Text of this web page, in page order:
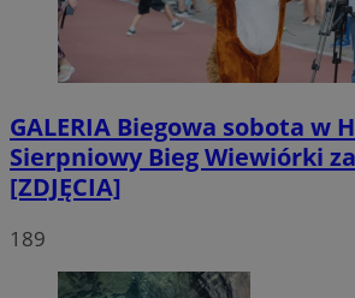
GALERIA Biegowa sobota w
Sierpniowy Bieg Wiewiórki
[ZDJĘCIA]
189